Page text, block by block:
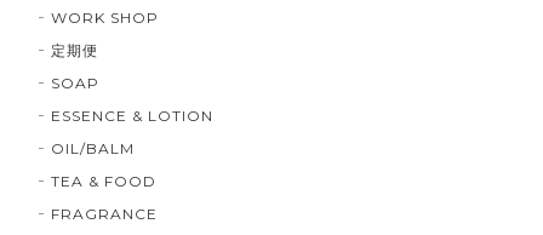
WORK SHOP
定期便
SOAP
ESSENCE & LOTION
OIL/BALM
TEA & FOOD
FRAGRANCE